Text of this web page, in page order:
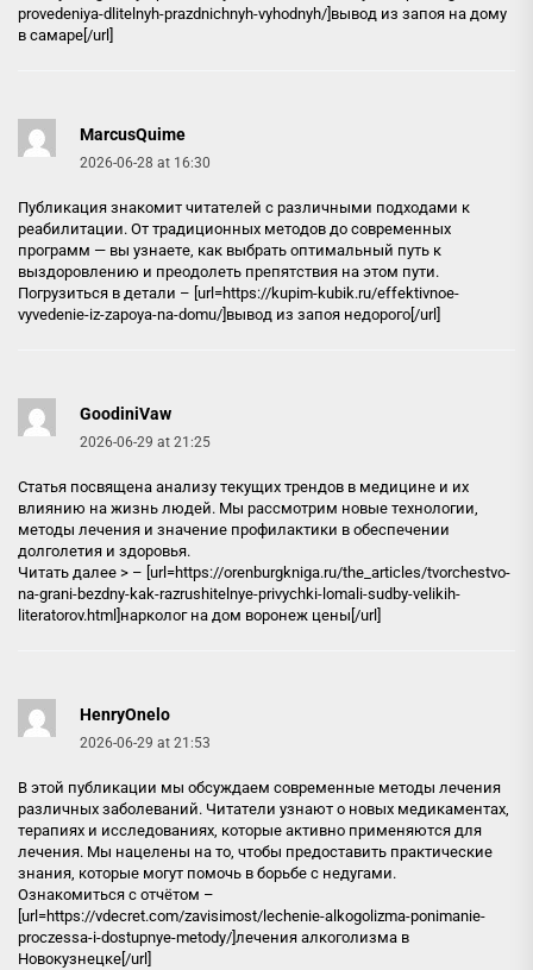
provedeniya-dlitelnyh-prazdnichnyh-vyhodnyh/]вывод из запоя на дому
в самаре[/url]
MarcusQuime
2026-06-28 at 16:30
Публикация знакомит читателей с различными подходами к
реабилитации. От традиционных методов до современных
программ — вы узнаете, как выбрать оптимальный путь к
выздоровлению и преодолеть препятствия на этом пути.
Погрузиться в детали – [url=https://kupim-kubik.ru/effektivnoe-
vyvedenie-iz-zapoya-na-domu/]вывод из запоя недорого[/url]
GoodiniVaw
2026-06-29 at 21:25
Статья посвящена анализу текущих трендов в медицине и их
влиянию на жизнь людей. Мы рассмотрим новые технологии,
методы лечения и значение профилактики в обеспечении
долголетия и здоровья.
Читать далее > – [url=https://orenburgkniga.ru/the_articles/tvorchestvo-
na-grani-bezdny-kak-razrushitelnye-privychki-lomali-sudby-velikih-
literatorov.html]нарколог на дом воронеж цены[/url]
HenryOnelo
2026-06-29 at 21:53
В этой публикации мы обсуждаем современные методы лечения
различных заболеваний. Читатели узнают о новых медикаментах,
терапиях и исследованиях, которые активно применяются для
лечения. Мы нацелены на то, чтобы предоставить практические
знания, которые могут помочь в борьбе с недугами.
Ознакомиться с отчётом –
[url=https://vdecret.com/zavisimost/lechenie-alkogolizma-ponimanie-
proczessa-i-dostupnye-metody/]лечения алкоголизма в
Новокузнецке[/url]